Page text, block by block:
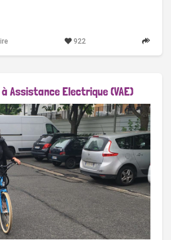
922
Assistance Electrique (VAE)